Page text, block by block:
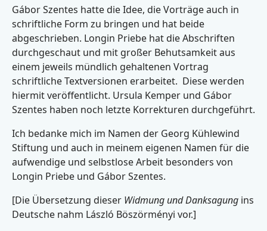
Gábor Szentes hatte die Idee, die Vorträge auch in
schriftliche Form zu bringen und hat beide
abgeschrieben. Longin Priebe hat die Abschriften
durchgeschaut und mit großer Behutsamkeit aus
einem jeweils mündlich gehaltenen Vortrag
schriftliche Textversionen erarbeitet. Diese werden
hiermit veröffentlicht. Ursula Kemper und Gábor
Szentes haben noch letzte Korrekturen durchgeführt.
Ich bedanke mich im Namen der Georg Kühlewind
Stiftung und auch in meinem eigenen Namen für die
aufwendige und selbstlose Arbeit besonders von
Longin Priebe und Gábor Szentes.
[Die Übersetzung dieser Widmung und Danksagung ins
Deutsche nahm László Böszörményi vor.]